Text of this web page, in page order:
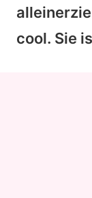
cool. Sie